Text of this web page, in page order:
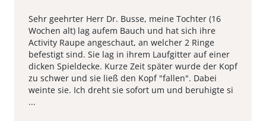
Sehr geehrter Herr Dr. Busse, meine Tochter (16
Wochen alt) lag aufem Bauch und hat sich ihre
Activity Raupe angeschaut, an welcher 2 Ringe
befestigt sind. Sie lag in ihrem Laufgitter auf einer
dicken Spieldecke. Kurze Zeit später wurde der Kopf
zu schwer und sie ließ den Kopf "fallen". Dabei
weinte sie. Ich dreht sie sofort um und beruhigte si
...